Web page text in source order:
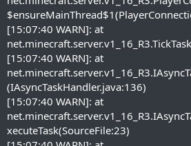
[15:07:40 WARN]: at
[15:07:40 WARN]: at
(IAsyncTaskHandler.java:136)
[15:07:40 WARN]: at
xecuteTask(SourceFile:23)